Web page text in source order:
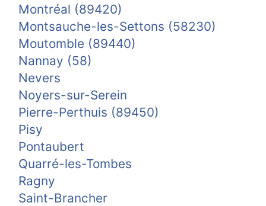
Montréal (89420)
Montsauche-les-Settons (58230)
Moutomble (89440)
Nannay (58)
Nevers
Noyers-sur-Serein
Pierre-Perthuis (89450)
Pisy
Pontaubert
Quarré-les-Tombes
Ragny
Saint-Brancher